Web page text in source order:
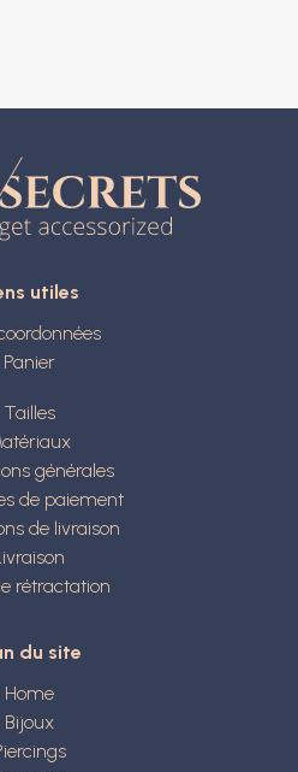
utiles
Panier
Tailles
générales
de paiement
de livraison
rétractation
du site
Home
Bijoux